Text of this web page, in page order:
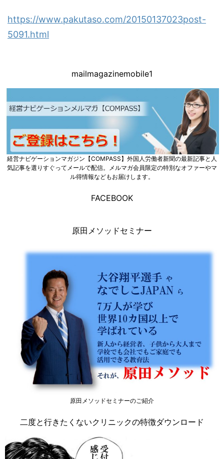
https://www.pakutaso.com/20150137023post-
5091.html
mailmagazinemobile1
経営ナビゲーションマガジン【COMPASS】外国人労働者新聞の最新記事と人
気記事を選りすぐってメールで配信。メルマガ会員限定の特別なオファーやマ
ル得情報などもお届けします。
FACEBOOK
原田メソッドセミナー
原田メソッドセミナーのご紹介
二度と行きたくないクリニックの特徴ダウンロード